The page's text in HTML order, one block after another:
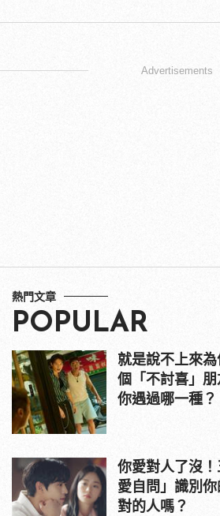
Advertisements
熱門文章
POPULAR
就是說不上來
個「不討喜」朋
你遇過哪一種？
你愛對人了沒
愛自問」識別
對的人嗎？